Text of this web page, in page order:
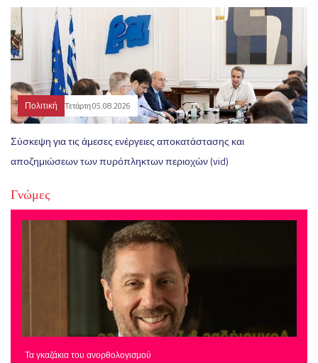
Πολιτική Τετάρτη 05.08.2026
Σύσκεψη για τις άμεσες ενέργειες αποκατάστασης και
αποζημιώσεων των πυρόπληκτων περιοχών (vid)
Γνώμες
Τα γκαζάκια του ανορθολογισμού